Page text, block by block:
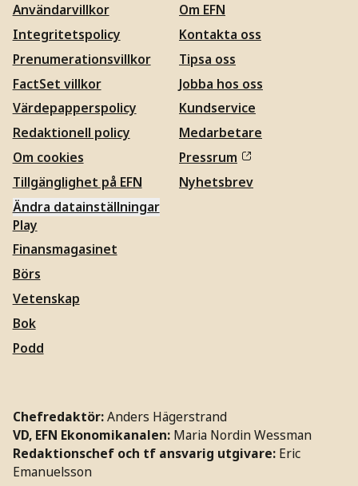
Användarvillkor
Integritetspolicy
Prenumerationsvillkor
FactSet villkor
Värdepapperspolicy
Redaktionell policy
Om cookies
Tillgänglighet på EFN
Ändra datainställningar
Om EFN
Kontakta oss
Tipsa oss
Jobba hos oss
Kundservice
Medarbetare
Pressrum
Nyhetsbrev
Play
Finansmagasinet
Börs
Vetenskap
Bok
Podd
Chefredaktör:Anders Hägerstrand
VD, EFN Ekonomikanalen: Maria Nordin Wessman
Redaktionschef och tf ansvarig utgivare: Eric
Emanuelsson